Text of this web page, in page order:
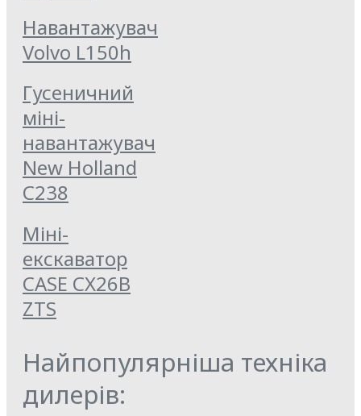
Навантажувач
Volvo L150h
Гусеничний
міні-
навантажувач
New Holland
C238
Міні-
екскаватор
CASE CX26B
ZTS
Найпопулярніша техніка
дилерів: